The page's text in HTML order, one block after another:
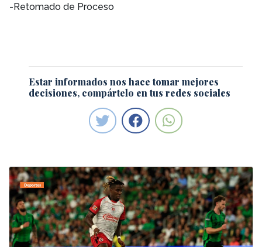
-Retomado de Proceso
Estar informados nos hace tomar mejores
decisiones, compártelo en tus redes sociales